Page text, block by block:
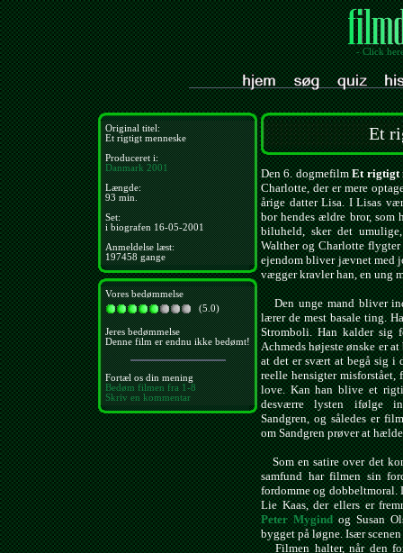
- Click
Original titel:
Et rigtigt menneske
Produceret i:
Danmark 2001
Længde:
93 min.
Set:
i biografen 16-05-2001
Anmeldelse læst:
197458 gange
Vores bedømmelse
(5.0)
Jeres bedømmelse
Denne film er endnu ikke bedømt!
Fortæl os din mening
Bedøm filmen fra 1-8
Skriv en kommentar
Et
Den 6. dogmefilmEt rigtigt
Charlotte, der er mere
årige datter Lisa. I Lisas
bor hendes ældre bror, som
biluheld, sker det
Walther og Charlotte
ejendom bliver jævnet med
vægger kravler han, en ung
Den unge mand bliver
lærer de mest basale ting.
Stromboli. Han kalder sig
Achmeds højeste ønske er
at det er svært at begå sig i
reelle hensigter
love. Kan han blive et
desværre lysten ifølge
Sandgren, og således er
om Sandgren prøver at
Som en satire over det
samfund har filmen sin
fordomme og dobbeltmoral.
Lie Kaas, der ellers er
Peter Mygindog Susan
bygget på løgne. Især
Filmen halter, når den